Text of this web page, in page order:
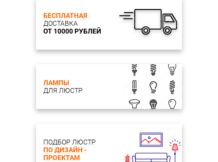
БЕСПЛАТНАЯ
ДОСТАВКА
ОТ 10000 РУБЛЕЙ
ЛАМПЫ
ДЛЯ ЛЮСТР
ПОДБОР ЛЮСТР
ПО ДИЗАЙН -
ПРОЕКТАМ